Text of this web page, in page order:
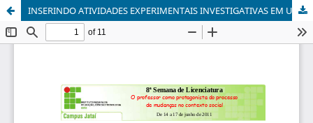
INSERINDO ATIVIDADES EXPERIMENTAIS INVESTIGATIVAS EM UMA DISCIPLINA DO CURSO DE LICENCIATURA EM FÍSICA DO IFG-CAMPUS JATAÍ